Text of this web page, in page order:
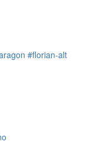
#florian-alt